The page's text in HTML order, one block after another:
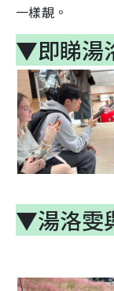
一樣靚。
▼即睇湯
▼湯洛雯